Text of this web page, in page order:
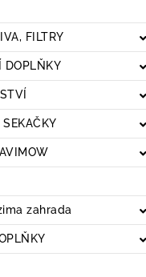
FILTRY
DOPLŇKY
SEKAČKY
zahrada